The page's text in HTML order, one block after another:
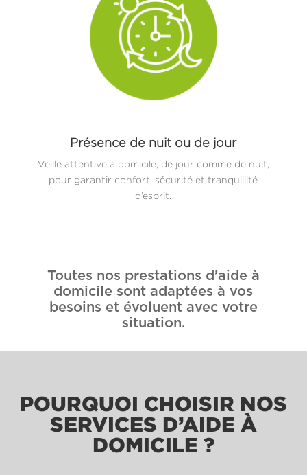
Présence de nuit ou de jour
Veille attentive à domicile, de jour comme de nuit,
pour garantir confort, sécurité et tranquillité
d’esprit.
Toutes nos prestations d’aide à
domicile sont adaptées à vos
besoins et évoluent avec votre
situation.
POURQUOI CHOISIR NOS
SERVICES D’AIDE À
DOMICILE ?